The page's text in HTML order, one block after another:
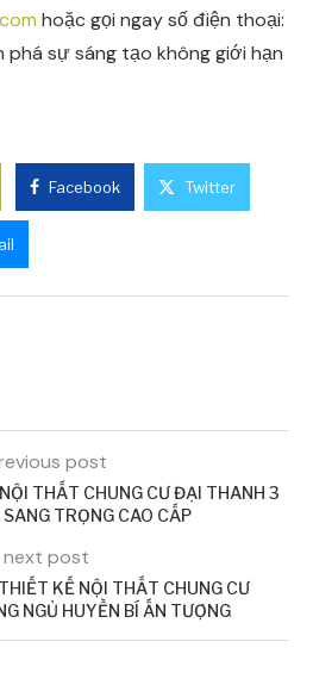
hoặc gọi ngay số điện thoại:
phá sự sáng tạo không giới hạn
Facebook Twitter
post
THẤT CHUNG CƯ ĐẠI THANH 3
SANG TRỌNG CAO CẤP
next post
KẾ NỘI THẤT CHUNG CƯ
NGỦ HUYỀN BÍ ẤN TƯỢNG